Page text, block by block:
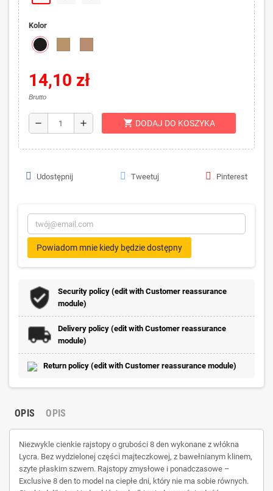
Kolor
14,10 zł
Brutto
remove add shopping_cart DODAJ DO KOSZYKA
Udostępnij Tweetuj Pinterest
Powiadom mnie kiedy będzie dostępny
Security policy (edit with Customer reassurance
module)
Delivery policy (edit with Customer reassurance
module)
Return policy (edit with Customer reassurance module)
OPIS OPIS
Niezwykle cienkie rajstopy o grubości 8 den wykonane z włókna
Lycra. Bez wydzielonej części majteczkowej, z bawełnianym klinem,
szyte płaskim szwem. Rajstopy zmysłowe i ponadczasowe –
Exclusive 8 den to model na ciepłe dni, który nie ma sobie równych.